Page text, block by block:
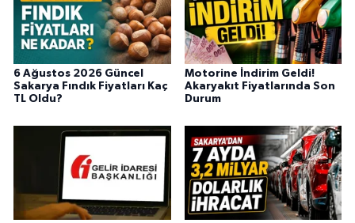
6 Ağustos 2026 Güncel
Sakarya Fındık Fiyatları Kaç
TL Oldu?
Motorine İndirim Geldi!
Akaryakıt Fiyatlarında Son
Durum